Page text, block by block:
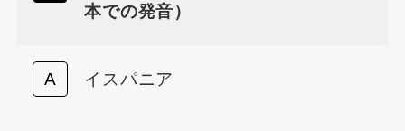
本での発音）
イスパニア